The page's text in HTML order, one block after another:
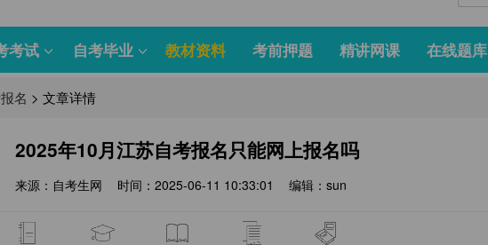
考试 自考毕业 教材资料 考前押题 精讲网课 在线题库
名 > 文章详情
2025年10月江苏自考报名只能网上报名吗
来源：自考生网 时间：2025-06-11 10:33:01 编辑：sun